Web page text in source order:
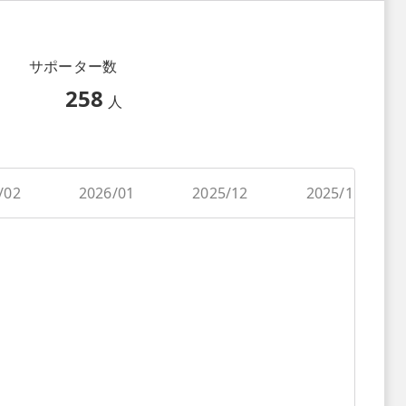
サポーター数
258 人
02 2026/01 2025/12 2025/11